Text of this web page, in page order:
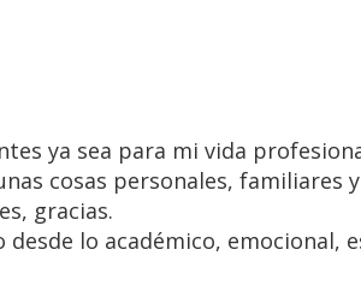
ya sea para mi vida
cosas personales, familiares
gracias.
lo académico, emocional,